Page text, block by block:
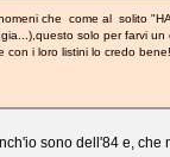
che come al solito
solo per farvi
con i loro listini lo credo
sono dell'84 e,